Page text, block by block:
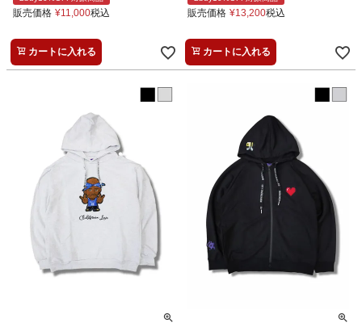
販売価格 ¥11,000税込
カートに入れる
販売価格 ¥13,200税込
カートに入れる